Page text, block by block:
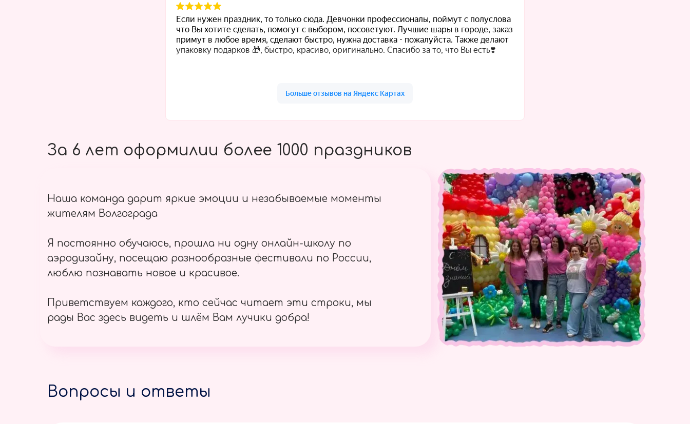
За 6 лет оформилии более 1000 праздников
Наша команда дарит яркие эмоции и незабываемые моменты
жителям Волгограда
Я постоянно обучаюсь, прошла ни одну онлайн-школу по
аэродизайну, посещаю разнообразные фестивали по России,
люблю познавать новое и красивое.
Приветствуем каждого, кто сейчас читает эти строки, мы
рады Вас здесь видеть и шлём Вам лучики добра!
Вопросы и ответы